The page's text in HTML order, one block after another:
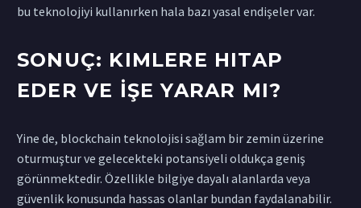
bu teknolojiyi kullanırken hala bazı yasal endişeler var.
SONUÇ: KIMLERE HITAP
EDER VE İŞE YARAR MI?
Yine de, blockchain teknolojisi sağlam bir zemin üzerine
oturmuştur ve gelecekteki potansiyeli oldukça geniş
görünmektedir. Özellikle bilgiye dayalı alanlarda veya
güvenlik konusunda hassas olanlar bundan faydalanabilir.